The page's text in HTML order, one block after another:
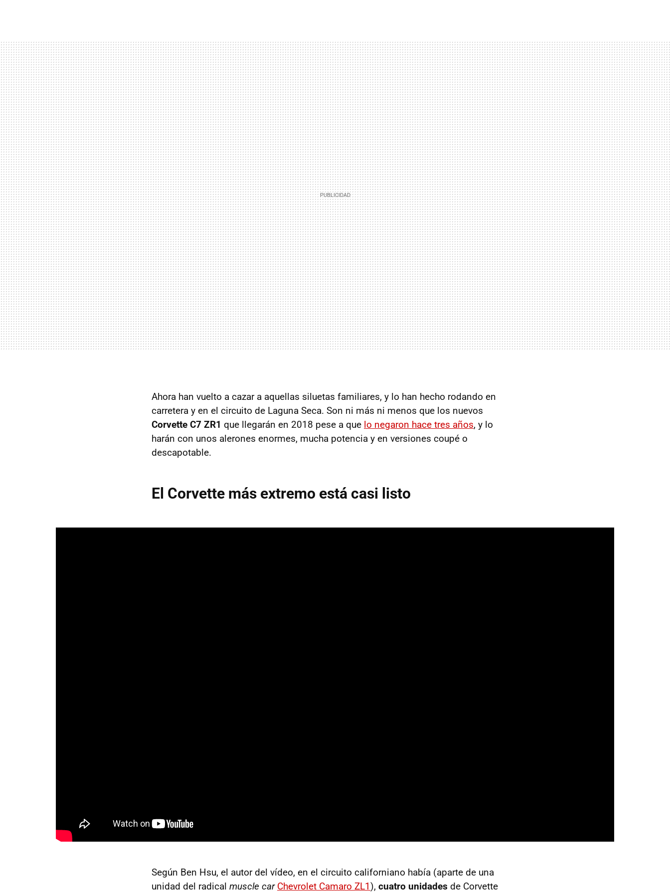
Ahora han vuelto a cazar a aquellas siluetas familiares, y lo han hecho rodando en
carretera y en el circuito de Laguna Seca. Son ni más ni menos que los nuevos
Corvette C7 ZR1 que llegarán en 2018 pese a que lo negaron hace tres años, y lo
harán con unos alerones enormes, mucha potencia y en versiones coupé o
descapotable.
El Corvette más extremo está casi listo
Según Ben Hsu, el autor del vídeo, en el circuito californiano había (aparte de una
unidad del radical muscle car Chevrolet Camaro ZL1), cuatro unidades de Corvette